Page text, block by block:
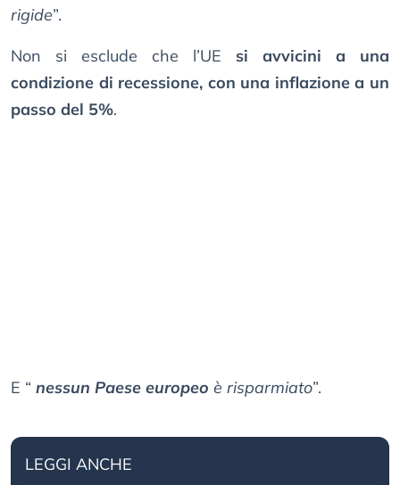
rigide”.
Non si esclude che l’UE si avvicini a una
condizione di recessione, con una inflazione a un
passo del 5%.
E “ nessun Paese europeo è risparmiato”.
LEGGI ANCHE